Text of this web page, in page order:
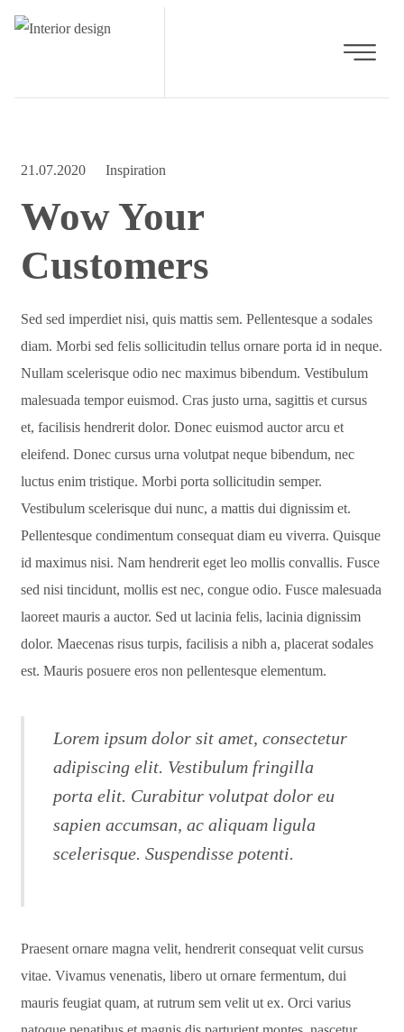
21.07.2020 Inspiration
Wow Your
Customers
Sed sed imperdiet nisi, quis mattis sem. Pellentesque a sodales
diam. Morbi sed felis sollicitudin tellus ornare porta id in neque.
Nullam scelerisque odio nec maximus bibendum. Vestibulum
malesuada tempor euismod. Cras justo urna, sagittis et cursus
et, facilisis hendrerit dolor. Donec euismod auctor arcu et
eleifend. Donec cursus urna volutpat neque bibendum, nec
luctus enim tristique. Morbi porta sollicitudin semper.
Vestibulum scelerisque dui nunc, a mattis dui dignissim et.
Pellentesque condimentum consequat diam eu viverra. Quisque
id maximus nisi. Nam hendrerit eget leo mollis convallis. Fusce
sed nisi tincidunt, mollis est nec, congue odio. Fusce malesuada
laoreet mauris a auctor. Sed ut lacinia felis, lacinia dignissim
dolor. Maecenas risus turpis, facilisis a nibh a, placerat sodales
est. Mauris posuere eros non pellentesque elementum.
Lorem ipsum dolor sit amet, consectetur
adipiscing elit. Vestibulum fringilla
porta elit. Curabitur volutpat dolor eu
sapien accumsan, ac aliquam ligula
scelerisque. Suspendisse potenti.
Praesent ornare magna velit, hendrerit consequat velit cursus
vitae. Vivamus venenatis, libero ut ornare fermentum, dui
mauris feugiat quam, at rutrum sem velit ut ex. Orci varius